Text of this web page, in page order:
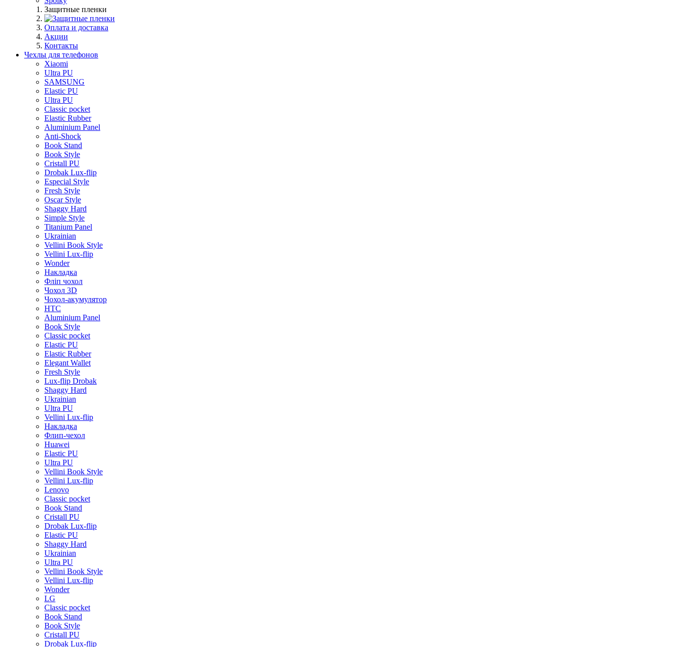
Защитные пленки
Оплата и доставка
Акции
Контакты
Чехлы для телефонов
Xiaomi
Ultra PU
SAMSUNG
Elastic PU
Ultra PU
Classic pocket
Elastic Rubber
Aluminium Panel
Anti-Shock
Book Stand
Book Style
Cristall PU
Drobak Lux-flip
Especial Style
Fresh Style
Oscar Style
Shaggy Hard
Simple Style
Titanium Panel
Ukrainian
Vellini Book Style
Vellini Lux-flip
Wonder
Накладка
Фліп чохол
Чохол 3D
Чохол-акумулятор
HTC
Aluminium Panel
Book Style
Classic pocket
Elastic PU
Elastic Rubber
Elegant Wallet
Fresh Style
Lux-flip Drobak
Shaggy Hard
Ukrainian
Ultra PU
Vellini Lux-flip
Накладка
Флип-чехол
Huawei
Elastic PU
Ultra PU
Vellini Book Style
Vellini Lux-flip
Lenovo
Classic pocket
Book Stand
Cristall PU
Drobak Lux-flip
Elastic PU
Shaggy Hard
Ukrainian
Ultra PU
Vellini Book Style
Vellini Lux-flip
Wonder
LG
Classic pocket
Book Stand
Book Style
Cristall PU
Drobak Lux-flip